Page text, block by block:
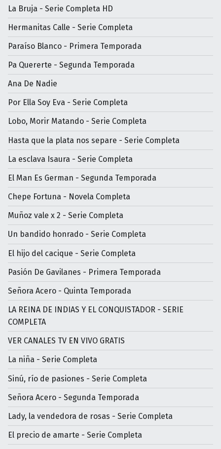
La Bruja - Serie Completa HD
Hermanitas Calle - Serie Completa
Paraíso Blanco - Primera Temporada
Pa Quererte - Segunda Temporada
Ana De Nadie
Por Ella Soy Eva - Serie Completa
Lobo, Morir Matando - Serie Completa
Hasta que la plata nos separe - Serie Completa
La esclava Isaura - Serie Completa
El Man Es German - Segunda Temporada
Chepe Fortuna - Novela Completa
Muñoz vale x 2 - Serie Completa
Un bandido honrado - Serie Completa
El hijo del cacique - Serie Completa
Pasión De Gavilanes - Primera Temporada
Señora Acero - Quinta Temporada
LA REINA DE INDIAS Y EL CONQUISTADOR - SERIE
COMPLETA
VER CANALES TV EN VIVO GRATIS
La niña - Serie Completa
Sinú, río de pasiones - Serie Completa
Señora Acero - Segunda Temporada
Lady, la vendedora de rosas - Serie Completa
El precio de amarte - Serie Completa